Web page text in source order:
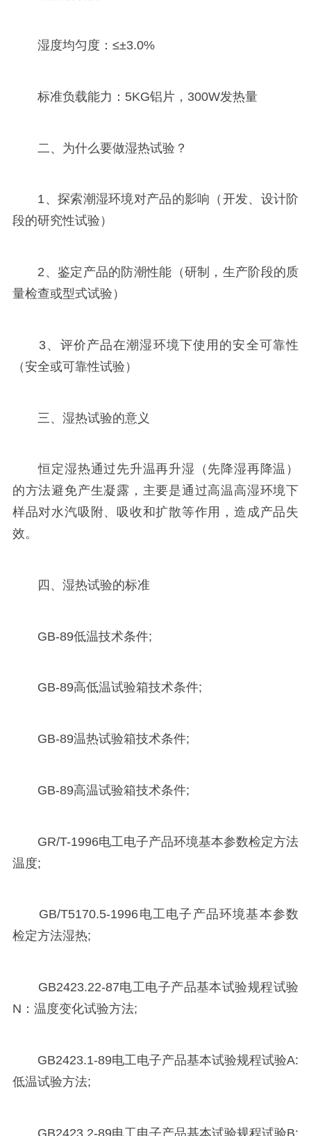
湿度均匀度：≤±3.0%
标准负载能力：5KG铝片，300W发热量
二、为什么要做湿热试验？
1、探索潮湿环境对产品的影响（开发、设计阶
段的研究性试验）
2、鉴定产品的防潮性能（研制，生产阶段的质
量检查或型式试验）
3、评价产品在潮湿环境下使用的安全可靠性
（安全或可靠性试验）
三、湿热试验的意义
恒定湿热通过先升温再升湿（先降湿再降温）
的方法避免产生凝露，主要是通过高温高湿环境下
样品对水汽吸附、吸收和扩散等作用，造成产品失
效。
四、湿热试验的标准
GB-89低温技术条件;
GB-89高低温试验箱技术条件;
GB-89温热试验箱技术条件;
GB-89高温试验箱技术条件;
GR/T-1996电工电子产品环境基本参数检定方法
温度;
GB/T5170.5-1996电工电子产品环境基本参数
检定方法湿热;
GB2423.22-87电工电子产品基本试验规程试验
N：温度变化试验方法;
GB2423.1-89电工电子产品基本试验规程试验A:
低温试验方法;
GB2423.2-89电工电子产品基本试验规程试验B: